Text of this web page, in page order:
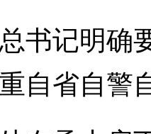
记明确要
自省自警